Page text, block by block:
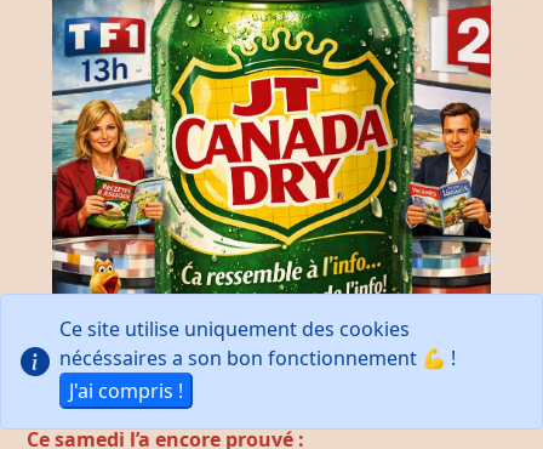
Ce samedi l’a encore prouvé :
Ce site utilise uniquement des cookies
nécéssaires a son bon fonctionnement 💪 !
J'ai compris !